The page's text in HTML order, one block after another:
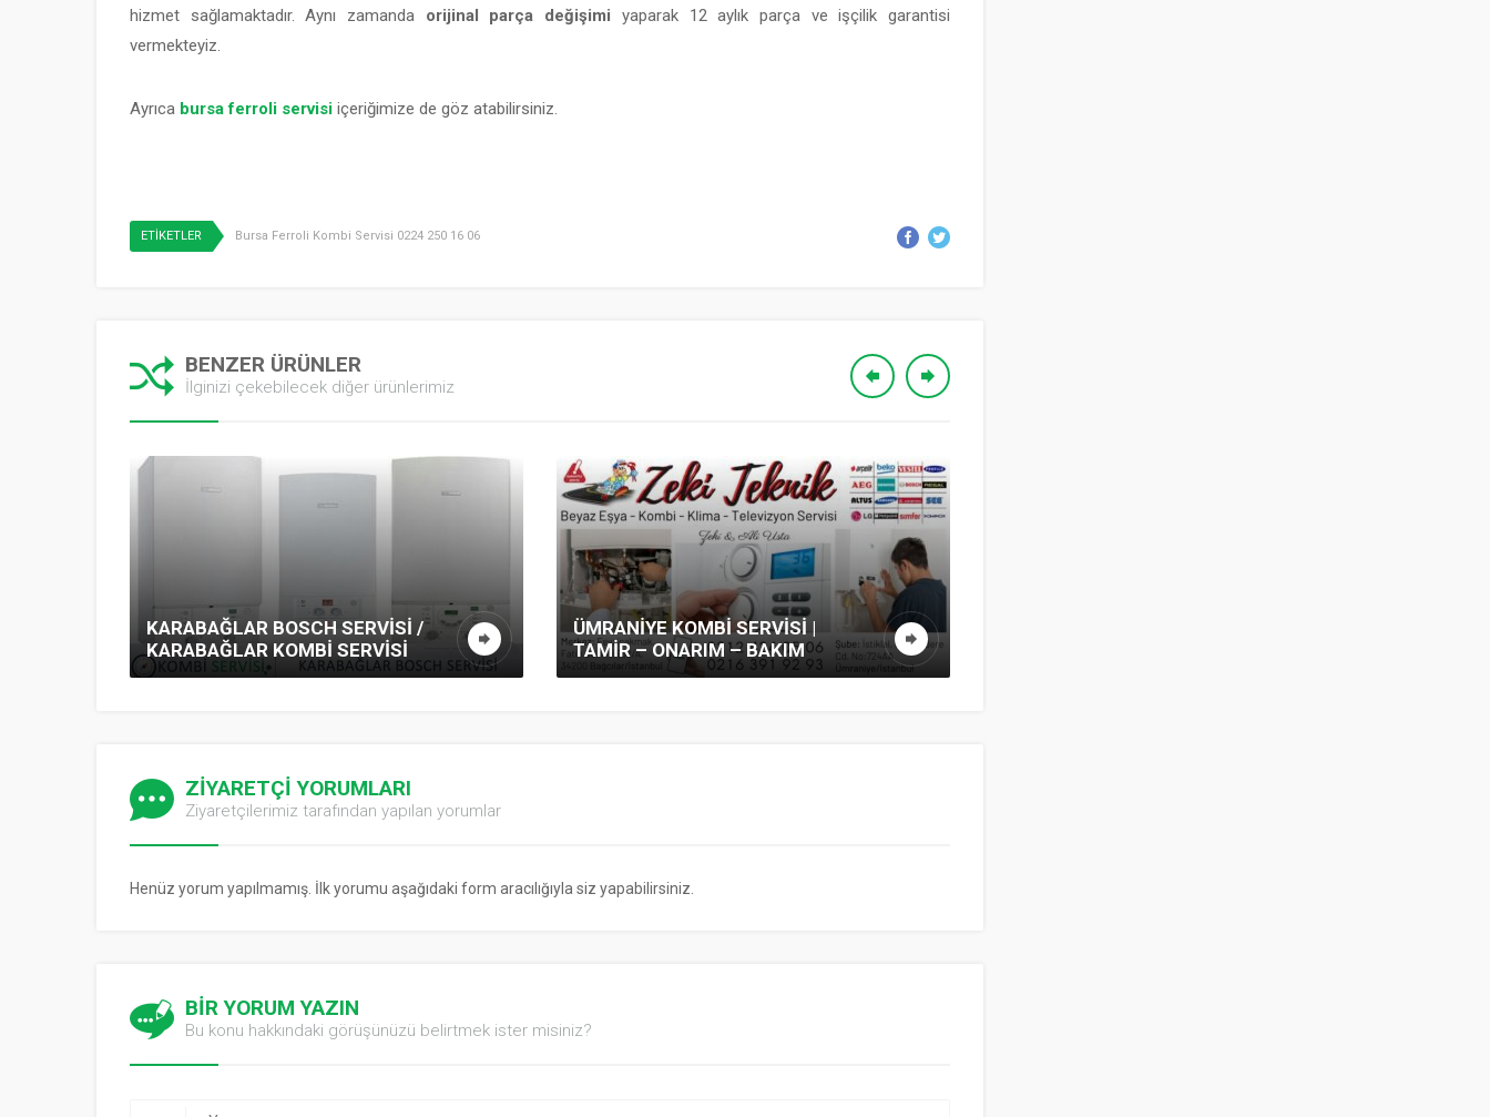
hizmet sağlamaktadır. Aynı zamanda orijinal parça değişimi yaparak 12 aylık parça ve işçilik garantisi
vermekteyiz.
Ayrıca bursa ferroli servisi içeriğimize de göz atabilirsiniz.
ETİKETLER Bursa Ferroli Kombi Servisi 0224 250 16 06
BENZER ÜRÜNLER
İlginizi çekebilecek diğer ürünlerimiz
KARABAĞLAR BOSCH SERVISI /
KARABAĞLAR KOMBI SERVISI
ÜMRANIYE KOMBI SERVISI |
TAMIR – ONARIM – BAKIM
ZİYARETÇİ YORUMLARI
Ziyaretçilerimiz tarafından yapılan yorumlar
Henüz yorum yapılmamış. İlk yorumu aşağıdaki form aracılığıyla siz yapabilirsiniz.
BİR YORUM YAZIN
Bu konu hakkındaki görüşünüzü belirtmek ister misiniz?